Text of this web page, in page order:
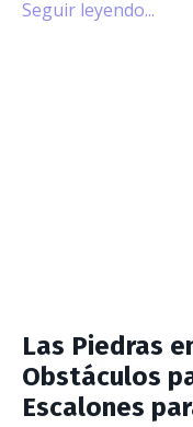
Seguir leyendo...
Las Piedras
Obstáculos
Escalones